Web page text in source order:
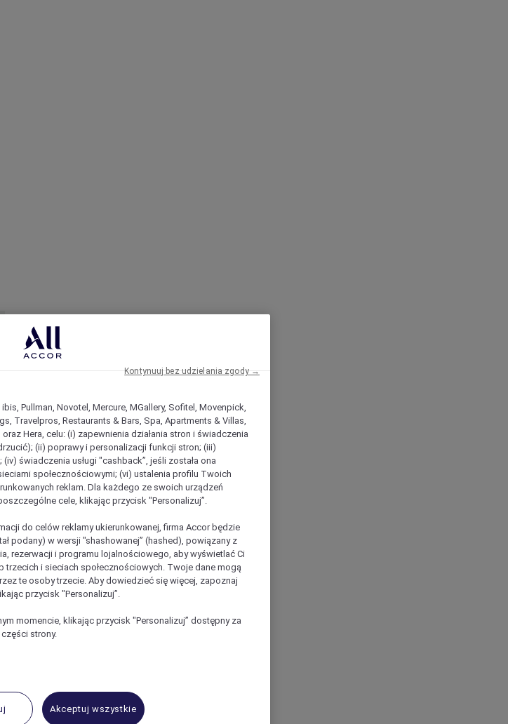
Pullman, Novotel, Mercure, MGallery, Sofitel, Movenpick,
Travelpros, Restaurants & Bars, Spa, Apartments & Villas,
Hera, celu: (i) zapewnienia działania stron i świadczenia
(ii) poprawy i personalizacji funkcji stron; (iii)
świadczenia usługi "cashback”, jeśli została ona
społecznościowymi; (vi) ustalenia profilu Twoich
reklam. Dla każdego ze swoich urządzeń
cele, klikając przycisk "Personalizuj”.
do celów reklamy ukierunkowanej, firma Accor będzie
podany) w wersji "shashowanej” (hashed), powiązany z
rezerwacji i programu lojalnościowego, aby wyświetlać Ci
trzecich i sieciach społecznościowych. Twoje dane mogą
te osoby trzecie. Aby dowiedzieć się więcej, zapoznaj
przycisk "Personalizuj”.
momencie, klikając przycisk "Personalizuj” dostępny za
strony.
Akceptuj wszystkie
Kontynuuj bez udzielania zgody →